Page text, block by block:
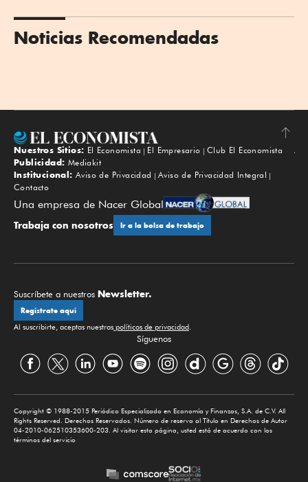
Noticias Recomendadas
Subir
Nuestros Sitios: El Economista El Empresario
Club El Economista
Publicidad: Mediakit
Institucional: Aviso de Privacidad
Aviso de Privacidad Integral
Contacto
Una empresa de Nacer Global
Trabaja con nosotros Ir a la bolsa de trabajo
Suscríbete a nuestros Newsletter.
Regístrate aquí
Al suscribirte, aceptas nuestras políticas de privacidad.
Síguenos
Copyright © 1988-2015 Periódico Especializado en Economía y Finanzas, S.A. de C.V. All
Rights Reserved. Derechos Reservados. Número de reserva al Título en Derechos de Autor
04-2010-062510353600-203. Al visitar esta página, usted está de acuerdo con los
términos del servicio